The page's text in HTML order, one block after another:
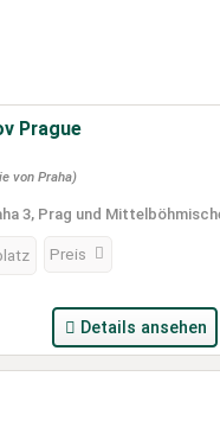
Prague
von Praha)
3, Prag und
Preis
Details ansehen